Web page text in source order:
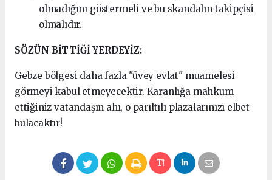
olmadığını göstermeli ve bu skandalın takipçisi
olmalıdır.
SÖZÜN BİTTİĞİ YERDEYİZ:
Gebze bölgesi daha fazla "üvey evlat" muamelesi
görmeyi kabul etmeyecektir. Karanlığa mahkum
ettiğiniz vatandaşın ahı, o parıltılı plazalarınızı elbet
bulacaktır!